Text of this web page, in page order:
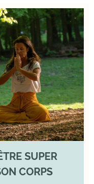
SUPER
CORPS